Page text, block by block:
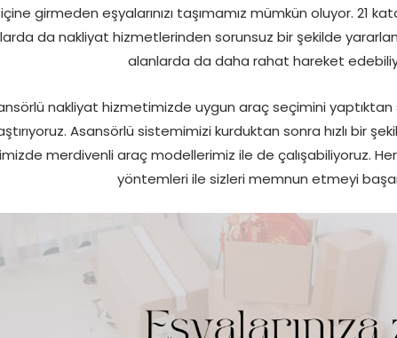
içine girmeden eşyalarınızı taşımamız mümkün oluyor. 21
da nakliyat hizmetlerinden sorunsuz bir şekilde
alanlarda da daha rahat hareket
nakliyat hizmetimizde uygun araç seçimini
Asansörlü sistemimizi kurduktan sonra hızlı bir
merdivenli araç modellerimiz ile de çalışabiliyoruz.
yöntemleri ile sizleri memnun etmeyi